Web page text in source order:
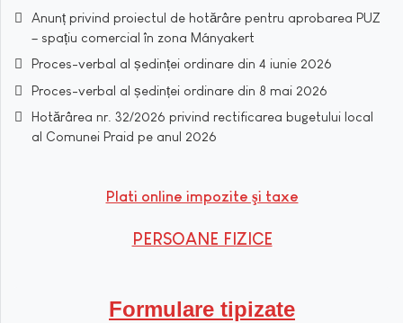
Anunț privind proiectul de hotărâre pentru aprobarea PUZ
– spațiu comercial în zona Mányakert
Proces-verbal al ședinței ordinare din 4 iunie 2026
Proces-verbal al ședinței ordinare din 8 mai 2026
Hotărârea nr. 32/2026 privind rectificarea bugetului local
al Comunei Praid pe anul 2026
Plati online impozite şi taxe
PERSOANE FIZICE
Formulare tipizate